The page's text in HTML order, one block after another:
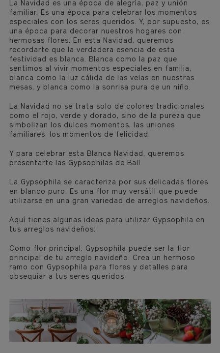
La Navidad es una época de alegría, paz y unión
familiar. Es una época para celebrar los momentos
especiales con los seres queridos. Y, por supuesto, es
una época para decorar nuestros hogares con
hermosas flores. En esta Navidad, queremos
recordarte que la verdadera esencia de esta
festividad es blanca. Blanca como la paz que
sentimos al vivir momentos especiales en familia,
blanca como la luz cálida de las velas en nuestras
mesas, y blanca como la sonrisa pura de un niño.
La Navidad no se trata solo de colores tradicionales
como el rojo, verde y dorado, sino de la pureza que
simbolizan los dulces momentos, las uniones
familiares, los momentos de felicidad.
Y para celebrar esta Blanca Navidad, queremos
presentarte las Gypsophilas de Ball.
La Gypsophila se caracteriza por sus delicadas flores
en blanco puro. Es una flor muy versátil que puede
utilizarse en una gran variedad de arreglos navideños.
Aquí tienes algunas ideas para utilizar Gypsophila en
tus arreglos navideños:
Como flor principal: Gypsophila puede ser la flor
principal de tu arreglo navideño. Crea un hermoso
ramo con Gypsophila para flores y detalles para
obsequiar a tus seres queridos